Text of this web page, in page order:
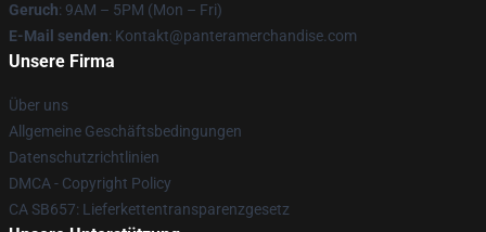
Geruch: 9AM – 5PM (Mon – Fri)
E-Mail senden: Kontakt@panteramerchandise.com
Unsere Firma
Über uns
Allgemeine Geschäftsbedingungen
Datenschutzrichtlinien
DMCA - Copyright Policy
CA SB657: Lieferkettentransparenzgesetz